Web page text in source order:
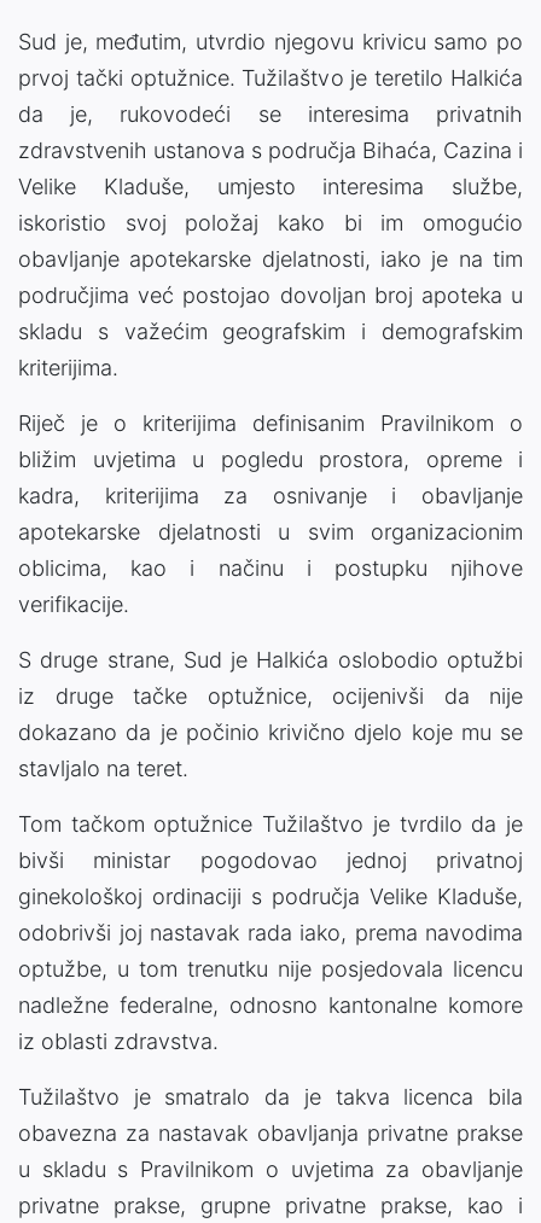
Sud je, međutim, utvrdio njegovu krivicu samo po
prvoj tački optužnice. Tužilaštvo je teretilo Halkića
da je, rukovodeći se interesima privatnih
zdravstvenih ustanova s područja Bihaća, Cazina i
Velike Kladuše, umjesto interesima službe,
iskoristio svoj položaj kako bi im omogućio
obavljanje apotekarske djelatnosti, iako je na tim
područjima već postojao dovoljan broj apoteka u
skladu s važećim geografskim i demografskim
kriterijima.
Riječ je o kriterijima definisanim Pravilnikom o
bližim uvjetima u pogledu prostora, opreme i
kadra, kriterijima za osnivanje i obavljanje
apotekarske djelatnosti u svim organizacionim
oblicima, kao i načinu i postupku njihove
verifikacije.
S druge strane, Sud je Halkića oslobodio optužbi
iz druge tačke optužnice, ocijenivši da nije
dokazano da je počinio krivično djelo koje mu se
stavljalo na teret.
Tom tačkom optužnice Tužilaštvo je tvrdilo da je
bivši ministar pogodovao jednoj privatnoj
ginekološkoj ordinaciji s područja Velike Kladuše,
odobrivši joj nastavak rada iako, prema navodima
optužbe, u tom trenutku nije posjedovala licencu
nadležne federalne, odnosno kantonalne komore
iz oblasti zdravstva.
Tužilaštvo je smatralo da je takva licenca bila
obavezna za nastavak obavljanja privatne prakse
u skladu s Pravilnikom o uvjetima za obavljanje
privatne prakse, grupne privatne prakse, kao i